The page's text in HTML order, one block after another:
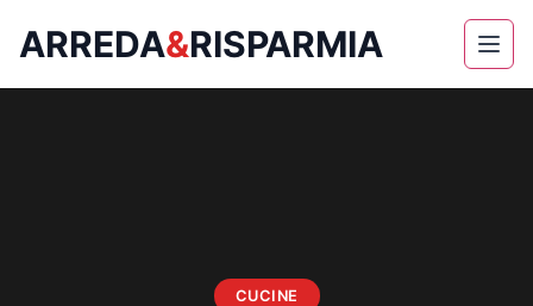
ARREDA&RISPARMIA
CUCINE